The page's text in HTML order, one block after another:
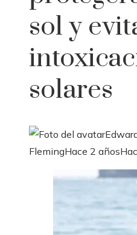
sol y
solares
FlemingHace 2 años